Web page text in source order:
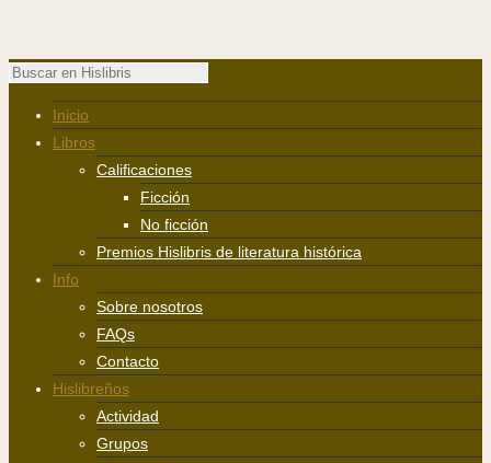
Inicio
Libros
Calificaciones
Ficción
No ficción
Premios Hislibris de literatura histórica
Info
Sobre nosotros
FAQs
Contacto
Hislibreños
Actividad
Grupos